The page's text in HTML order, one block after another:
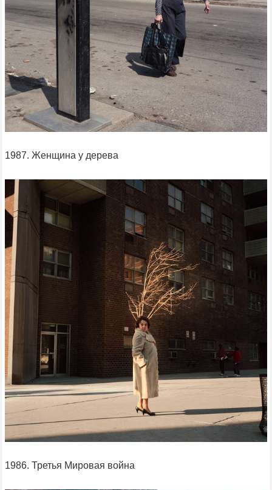
1987. Женщина у дерева
1986. Третья Мировая война